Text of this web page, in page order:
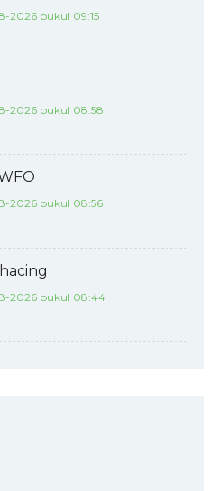
2026 pukul 09:15
2026 pukul 08:58
2026 pukul 08:56
2026 pukul 08:44